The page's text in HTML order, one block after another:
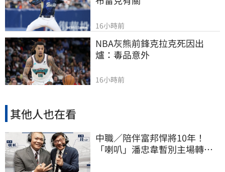
16小時前
NBA灰熊前鋒克拉克死因出
爐：毒品意外
16小時前
其他人也在看
中職／陪伴富邦悍將10年！
「喇叭」潘忠韋暫別主場轉